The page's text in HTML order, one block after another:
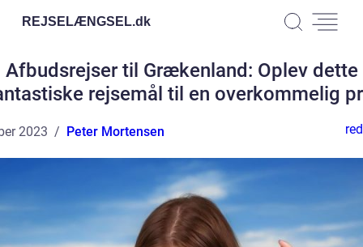
REJSELÆNGSEL.dk
Afbudsrejser til Grækenland: Oplev dette
rejsemål til en overkommelig
2023 Peter Mortensen